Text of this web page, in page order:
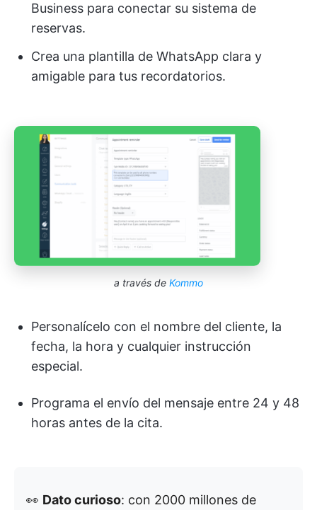
Business para conectar su sistema de
reservas.
Crea una plantilla de WhatsApp clara y
amigable para tus recordatorios.
a través de Kommo
Personalícelo con el nombre del cliente, la
fecha, la hora y cualquier instrucción
especial.
Programa el envío del mensaje entre 24 y 48
horas antes de la cita.
👀 Dato curioso: con 2000 millones de